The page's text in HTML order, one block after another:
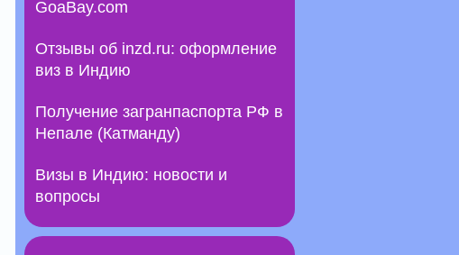
GoaBay.com
Отзывы об inzd.ru: оформление
виз в Индию
Получение загранпаспорта РФ в
Непале (Катманду)
Визы в Индию: новости и
вопросы